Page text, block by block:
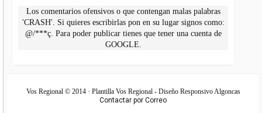
Los comentarios ofensivos o que contengan malas palabras
'CRASH'. Si quieres escribirlas pon en su lugar signos como:
@/***ç. Para poder publicar tienes que tener una cuenta de
GOOGLE.
Vos Regional © 2014 · Plantilla Vos Regional - Diseño Responsivo Algoncas
Contactar por Correo